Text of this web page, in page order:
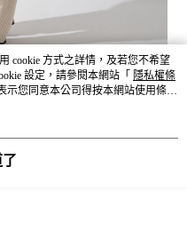
cookie 方式之詳情，及若您不希望
設定，請參閱本網站「 隱私權條
示您同意本公司得按本網站使用條款